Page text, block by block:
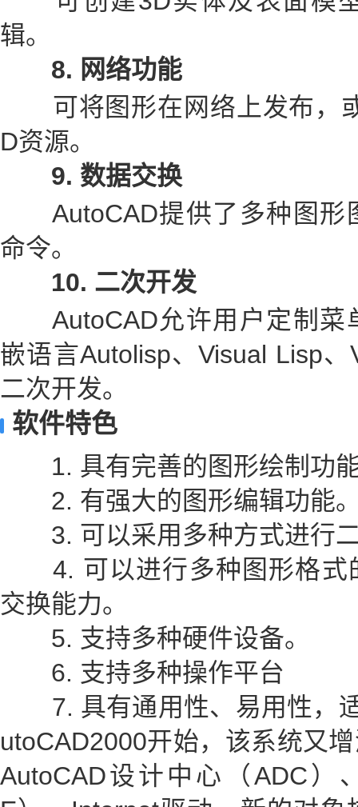
辑。
8. 网络功能
可将图形在网络上发布，
D资源。
9. 数据交换
AutoCAD提供了多种图形
命令。
10. 二次开发
AutoCAD允许用户定制菜
嵌语言Autolisp、Visual Lisp
二次开发。
软件特色
1. 具有完善的图形绘制功
2. 有强大的图形编辑功能
3. 可以采用多种方式进行二
4. 可以进行多种图形格式
交换能力。
5. 支持多种硬件设备。
6. 支持多种操作平台
7. 具有通用性、易用性，
utoCAD2000开始，该系统又
AutoCAD设计中心（ADC）